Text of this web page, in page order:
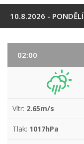
10.8.2026 - PONDĚLÍ
02:00
Vítr: 2.65m/s
Tlak: 1017hPa